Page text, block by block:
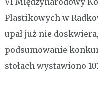
Plastikowych w
upał już nie
podsumowanie
stołach wystawiono